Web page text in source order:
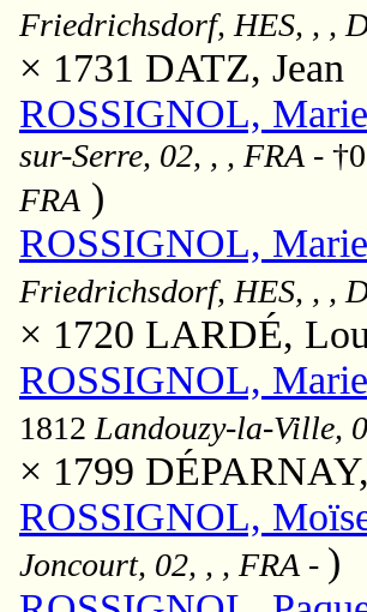
Friedrichsdorf, HES, , ,
× 1731 DATZ, Jean
ROSSIGNOL,
sur-Serre, 02, , , FRA -
FRA )
ROSSIGNOL,
Friedrichsdorf, HES, , ,
× 1720 LARDÉ,
ROSSIGNOL,
1812 Landouzy-la-Ville,
× 1799
ROSSIGNOL,
Joncourt, 02, , , FRA - )